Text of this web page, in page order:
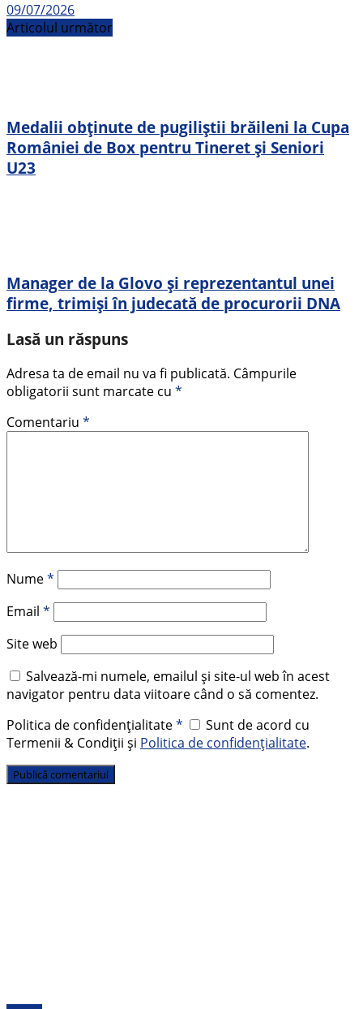
09/07/2026
Articolul următor
Medalii obținute de pugiliștii brăileni la Cupa
României de Box pentru Tineret și Seniori
U23
Manager de la Glovo și reprezentantul unei
firme, trimiși în judecată de procurorii DNA
Lasă un răspuns
Adresa ta de email nu va fi publicată. Câmpurile
obligatorii sunt marcate cu *
Comentariu *
Nume*
Email *
Site web
Salvează-mi numele, emailul și site-ul web în acest
navigator pentru data viitoare când o să comentez.
Politica de confidențialitate*
Sunt de acord cu
Termenii & Condiții și Politica de confidențialitate.